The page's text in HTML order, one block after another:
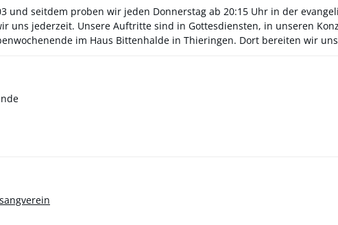
und seitdem proben wir jeden Donnerstag ab 20:15 Uhr in der
uns jederzeit. Unsere Auftritte sind in Gottesdiensten, in unseren
im Haus Bittenhalde in Thieringen. Dort bereiten wir